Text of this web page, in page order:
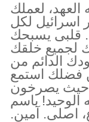
العهد، لعملك
اسرائيل لكل
قلبى يسبحك
لجميع خلقك
الدائم من
فضلك استمع
حيث يصرخون
الوحيد! باسم
اصلى. آمين.